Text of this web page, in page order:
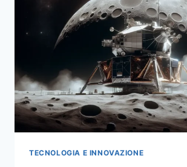
TECNOLOGIA E INNOVAZIONE